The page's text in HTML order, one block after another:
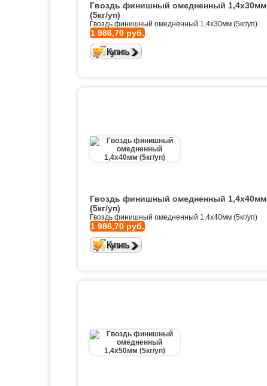
Гвоздь финишный омедненный 1,4х30мм
(5кг/уп)
Гвоздь финишный омедненный 1,4х30мм (5кг/уп)
1 986,70 руб.
Гвоздь финишный омедненный 1,4х40мм
(5кг/уп)
Гвоздь финишный омедненный 1,4х40мм (5кг/уп)
1 986,70 руб.